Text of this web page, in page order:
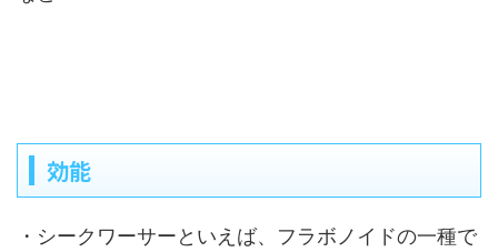
効能
・シークワーサーといえば、フラボノイドの一種で